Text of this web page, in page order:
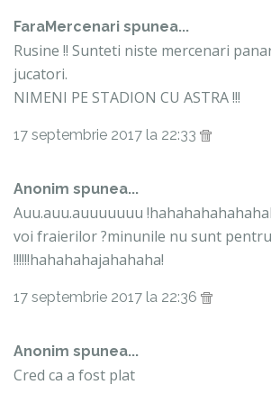
FaraMercenari spunea...
Rusine !! Sunteti niste mercenari
jucatori.
NIMENI PE STADION CU ASTRA !!!
17 septembrie 2017 la 22:33
Anonim spunea...
Auu.auu.auuuuuuu
voi fraierilor ?minunile nu sunt
!!!!!!hahahahajahahaha!
17 septembrie 2017 la 22:36
Anonim spunea...
Cred ca a fost plat